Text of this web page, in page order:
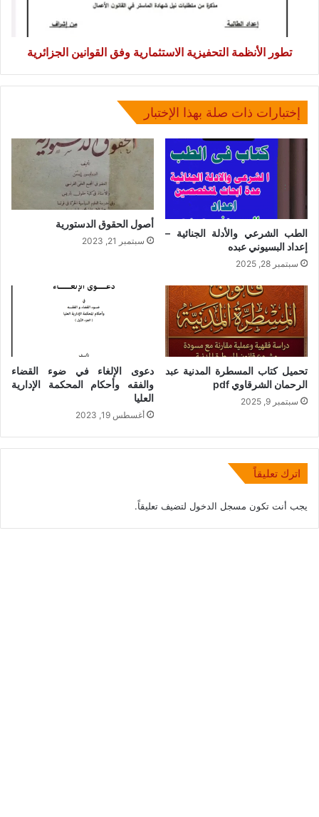
تطور الأنظمة التحفيزية الاستثمارية وفق القوانين الجزائرية
إختبارات ذات صلة بهذا الإختبار
الطب الشرعي والأدلة الجنائية –
إعداد البسيوني عبده
سبتمبر 28, 2025
أصول الحقوق الدستورية
سبتمبر 21, 2023
تحميل كتاب المسطرة المدنية عبد
الرحمان الشرقاوي pdf
سبتمبر 9, 2025
دعوى الإلغاء في ضوء القضاء
والفقه وأحكام المحكمة الإدارية
العليا
أغسطس 19, 2023
اترك تعليقاً
يجب أنت تكون مسجل الدخول لتضيف تعليقاً.